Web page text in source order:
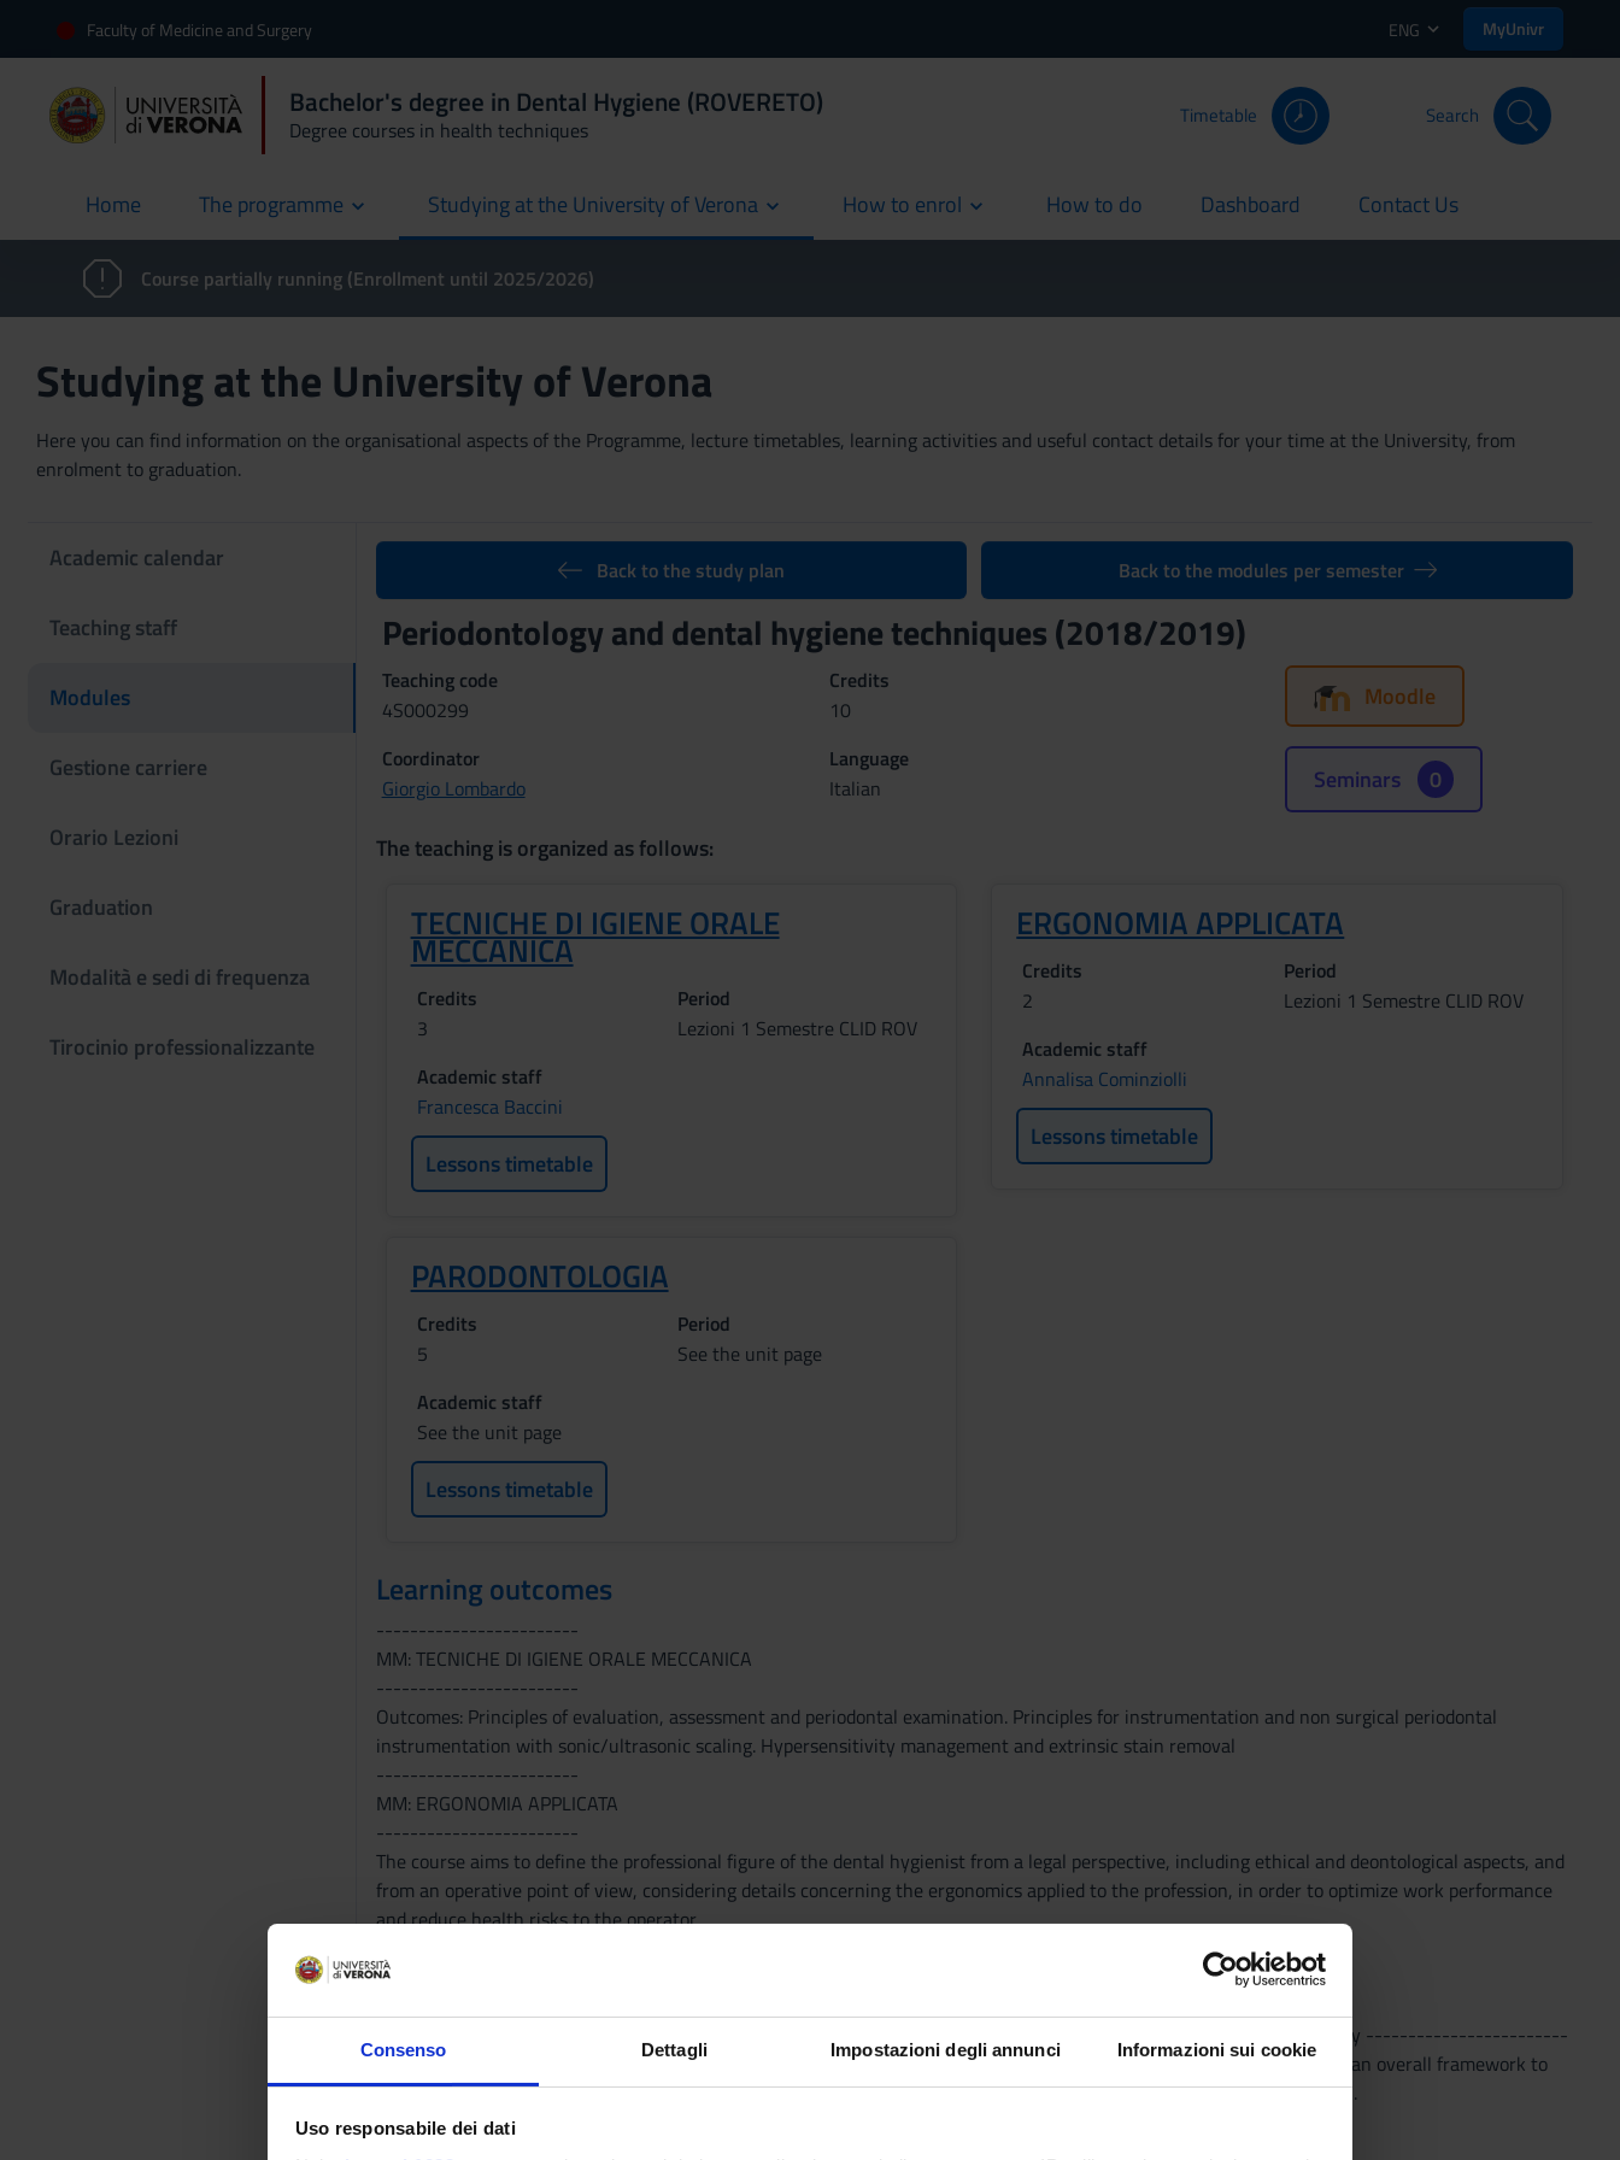
Consenso Dettagli Impostazioni degli annunci Informazioni sui cookie
Uso responsabile dei dati
Faculty of Medicine and Surgery ENG MyUnivr
Bachelor's degree in Dental Hygiene (ROVERETO)
Degree courses in health techniques
Timetable Search
Home
current The programme Studying at the University of Verona How to enrol How to do
current Dashboard
current Contact Us
current
Course partially running (Enrollment until 2025/2026)
Studying at the University of Verona
Here you can find information on the organisational aspects of the Programme, lecture timetables, learning activities and useful contact details for your time at the University, from
enrolment to graduation.
Academic calendar
Teaching staff
Modules
Gestione carriere
Orario Lezioni
Graduation
Modalità e sedi di frequenza
Tirocinio professionalizzante
Back to the study plan Back to the modules per semester
Periodontology and dental hygiene techniques (2018/2019)
Teaching code
4S000299
Credits
10
Coordinator
Giorgio Lombardo
Language
Italian
Moodle
Seminars 0
The teaching is organized as follows:
TECNICHE DI IGIENE ORALE
MECCANICA
Credits
3
Period
Lezioni 1 Semestre CLID ROV
Academic staff
Francesca Baccini
Lessons timetable
ERGONOMIA APPLICATA
Credits
2
Period
Lezioni 1 Semestre CLID ROV
Academic staff
Annalisa Cominziolli
Lessons timetable
PARODONTOLOGIA
Credits
5
Period
See the unit page
Academic staff
See the unit page
Lessons timetable
Learning outcomes
------------------------
MM: TECNICHE DI IGIENE ORALE MECCANICA
------------------------
Outcomes: Principles of evaluation, assessment and periodontal examination. Principles for instrumentation and non surgical periodontal
instrumentation with sonic/ultrasonic scaling. Hypersensitivity management and extrinsic stain removal
------------------------
MM: ERGONOMIA APPLICATA
------------------------
The course aims to define the professional figure of the dental hygienist from a legal perspective, including ethical and deontological aspects, and
from an operative point of view, considering details concerning the ergonomics applied to the profession, in order to optimize work performance
and reduce health risks to the operator.
MM: PARODONTOLOGIA
------------------------ MM: Parodontologia 1 ------------------------ Periodontal anatomy, physiology and pathology ------------------------
MM: Parodontologia 2 ------------------------ Providing the necessary knowledge for understading the evolution and an overall framework to
facilitate the proper therapeutic approach. Special attention is dedicated to the prevention and non-surgical treatment .
Program